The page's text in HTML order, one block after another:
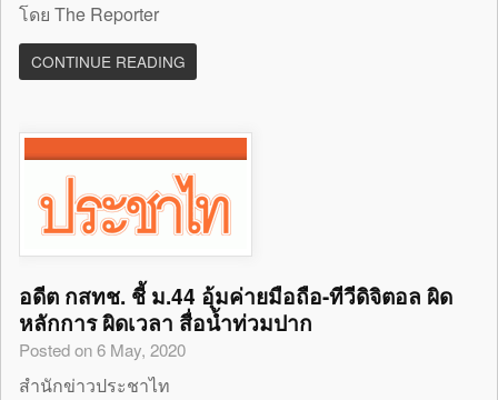
โดย The Reporter
CONTINUE READING
อดีต กสทช. ชี้ ม.44 อุ้มค่ายมือถือ-ทีวีดิจิตอล ผิด
หลักการ ผิดเวลา สื่อน้ำท่วมปาก
Posted on 6 May, 2020
สำนักข่าวประชาไท